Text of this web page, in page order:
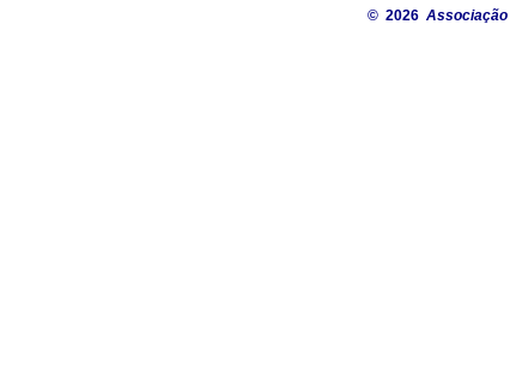
© 2026 Associação